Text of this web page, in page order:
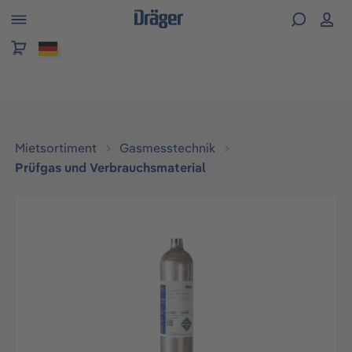
springen
Mietsortiment
Gasmesstechnik
Prüfgas und Verbrauchsmaterial
Bildergalerie überspringen